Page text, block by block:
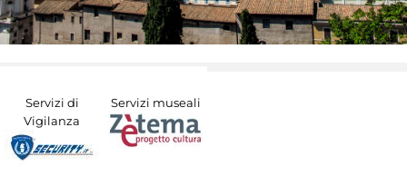
Servizi di
Vigilanza
Servizi museali